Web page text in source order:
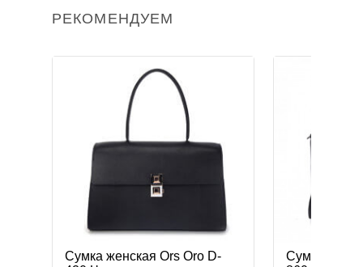
РЕКОМЕНДУЕМ
Сумка женская Ors Oro D-
Сумка